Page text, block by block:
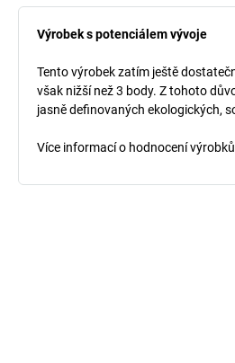
Výrobek s potenciálem vývoje
Tento výrobek zatím ještě
však nižší než 3 body. Z tohoto
jasně definovaných ekologických,
Více informací o hodnocení